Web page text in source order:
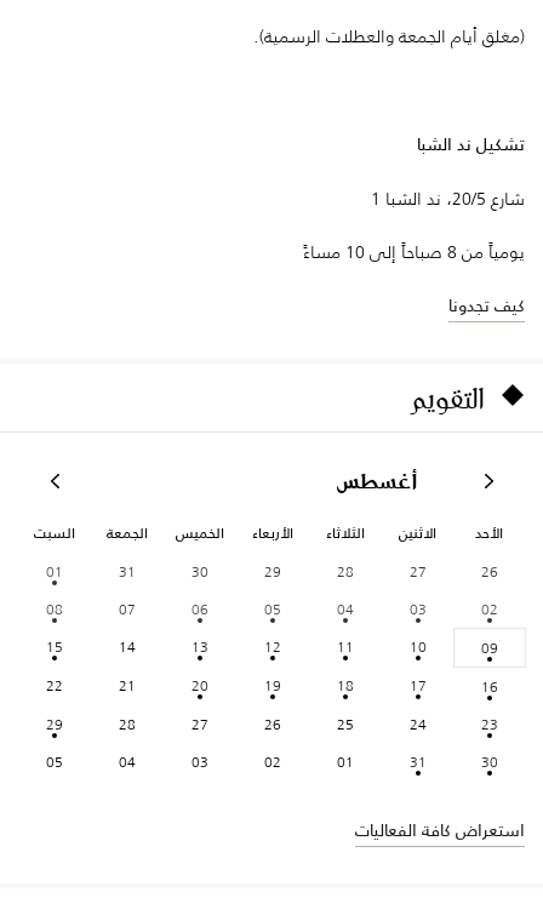
(مغلق أيام الجمعة والعطلات الرسمية).
تشكيل ند الشبا
شارع 20/5، ند الشبا 1
يومياً من 8 صباحاً إلى 10 مساءً
كيف تجدونا
التقويم
أغسطس
الأحد الاثنين الثلاثاء الأربعاء الخميس الجمعة السبت
26
27
28
29
30
31
01
02
03
04
05
06
07
08
09
10
11
12
13
14
15
16
17
18
19
20
21
22
23
24
25
26
27
28
29
30
31
01
02
03
04
05
استعراض كافة الفعاليات